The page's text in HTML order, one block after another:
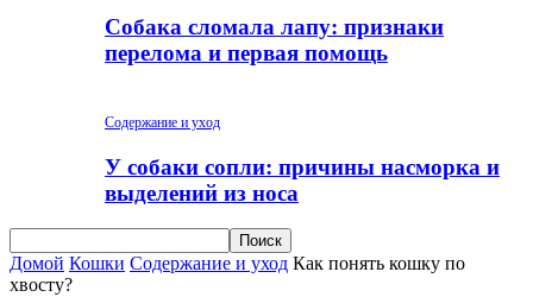
Собака сломала лапу: признаки
перелома и первая помощь
Содержание и уход
У собаки сопли: причины насморка и
выделений из носа
Домой Кошки Содержание и уход Как понять кошку по
хвосту?